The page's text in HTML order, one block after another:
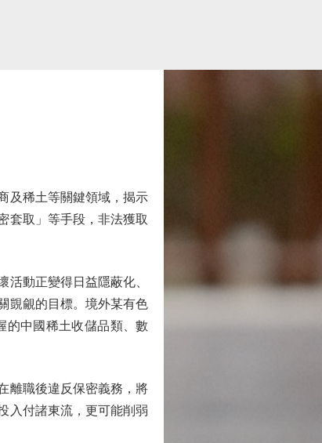
稀土等關鍵領域，揭示
套取」等手段，非法獲取
動正變得日益隱蔽化、
覬覦的目標。境外某有色
的中國稀土收儲品類、數
離職後違反保密義務，將
入付諸東流，更可能削弱